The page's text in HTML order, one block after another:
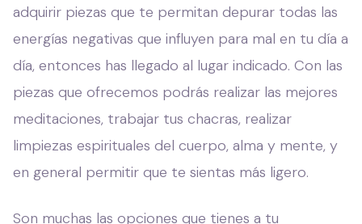
adquirir piezas que te permitan depurar todas las
energías negativas que influyen para mal en tu día a
día, entonces has llegado al lugar indicado. Con las
piezas que ofrecemos podrás realizar las mejores
meditaciones, trabajar tus chacras, realizar
limpiezas espirituales del cuerpo, alma y mente, y
en general permitir que te sientas más ligero.
Son muchas las opciones que tienes a tu